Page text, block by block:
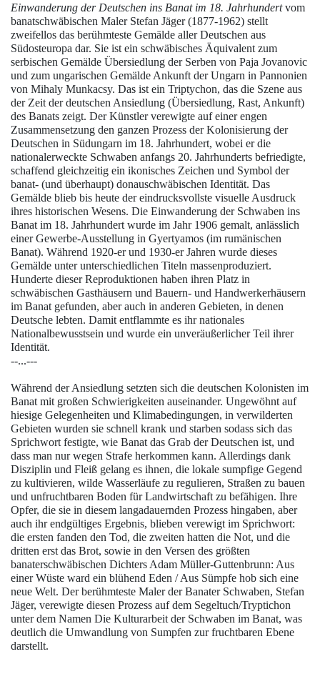
Einwanderung der Deutschen ins Banat im 18. Jahrhundertvom
banatschwäbischen Maler Stefan Jäger (1877-1962) stellt
zweifellos das berühmteste Gemälde aller Deutschen aus
Südosteuropa dar. Sie ist ein schwäbisches Äquivalent zum
serbischen Gemälde Übersiedlung der Serben von Paja Jovanovic
und zum ungarischen Gemälde Ankunft der Ungarn in Pannonien
von Mihaly Munkacsy. Das ist ein Triptychon, das die Szene aus
der Zeit der deutschen Ansiedlung (Übersiedlung, Rast, Ankunft)
des Banats zeigt. Der Künstler verewigte auf einer engen
Zusammensetzung den ganzen Prozess der Kolonisierung der
Deutschen in Südungarn im 18. Jahrhundert, wobei er die
nationalerweckte Schwaben anfangs 20. Jahrhunderts befriedigte,
schaffend gleichzeitig ein ikonisches Zeichen und Symbol der
banat- (und überhaupt) donauschwäbischen Identität. Das
Gemälde blieb bis heute der eindrucksvollste visuelle Ausdruck
ihres historischen Wesens. Die Einwanderung der Schwaben ins
Banat im 18. Jahrhundert wurde im Jahr 1906 gemalt, anlässlich
einer Gewerbe-Ausstellung in Gyertyamos (im rumänischen
Banat). Während 1920-er und 1930-er Jahren wurde dieses
Gemälde unter unterschiedlichen Titeln massenproduziert.
Hunderte dieser Reproduktionen haben ihren Platz in
schwäbischen Gasthäusern und Bauern- und Handwerkerhäusern
im Banat gefunden, aber auch in anderen Gebieten, in denen
Deutsche lebten. Damit entflammte es ihr nationales
Nationalbewusstsein und wurde ein unveräußerlicher Teil ihrer
Identität.
--...---
Während der Ansiedlung setzten sich die deutschen Kolonisten im
Banat mit großen Schwierigkeiten auseinander. Ungewöhnt auf
hiesige Gelegenheiten und Klimabedingungen, in verwilderten
Gebieten wurden sie schnell krank und starben sodass sich das
Sprichwort festigte, wie Banat das Grab der Deutschen ist, und
dass man nur wegen Strafe herkommen kann. Allerdings dank
Disziplin und Fleiß gelang es ihnen, die lokale sumpfige Gegend
zu kultivieren, wilde Wasserläufe zu regulieren, Straßen zu bauen
und unfruchtbaren Boden für Landwirtschaft zu befähigen. Ihre
Opfer, die sie in diesem langadauernden Prozess hingaben, aber
auch ihr endgültiges Ergebnis, blieben verewigt im Sprichwort:
die ersten fanden den Tod, die zweiten hatten die Not, und die
dritten erst das Brot, sowie in den Versen des größten
banaterschwäbischen Dichters Adam Müller-Guttenbrunn: Aus
einer Wüste ward ein blühend Eden / Aus Sümpfe hob sich eine
neue Welt. Der berühmteste Maler der Banater Schwaben, Stefan
Jäger, verewigte diesen Prozess auf dem Segeltuch/Tryptichon
unter dem Namen Die Kulturarbeit der Schwaben im Banat, was
deutlich die Umwandlung von Sumpfen zur fruchtbaren Ebene
darstellt.